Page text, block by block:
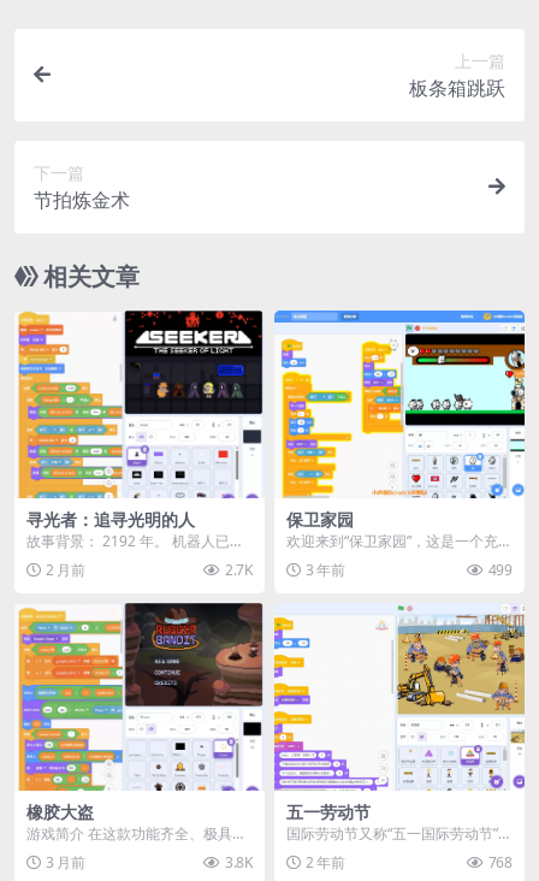
上一篇
板条箱跳跃
下一篇
节拍炼金术
相关文章
寻光者：追寻光明的人
故事背景： 2192 年。 机器人已经
统治了世界。 人类只剩下两个选
择…… 加入...
2 月前 2.7K
保卫家园
欢迎来到“保卫家园”，这是一个充满
刺激与乐趣的Scratch程序游戏。在
这个游戏...
3 年前 499
橡胶大盗
游戏简介 在这款功能齐全、极具挑
战性的平台跳跃游戏中，重温传奇
人物橡胶大盗的永恒...
3 月前 3.8K
五一劳动节
国际劳动节又称“五一国际劳动节”
“国际示威游行日”（英语：Internati
on...2 年前 768